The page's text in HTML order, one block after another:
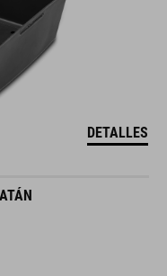
DETALLES